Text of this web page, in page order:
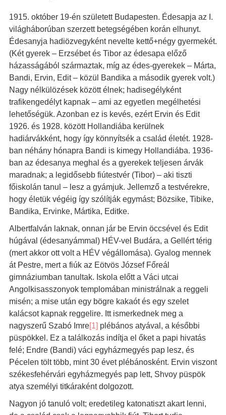
1915. október 19-én született Budapesten. Édesapja az I.
világháborúban szerzett betegségében korán elhunyt.
Édesanyja hadiözvegyként nevelte kettő+négy gyermekét.
(Két gyerek – Erzsébet és Tibor az édesapa előző
házasságából származtak, míg az édes-gyerekek – Márta,
Bandi, Ervin, Edit – közül Bandika a második gyerek volt.)
Nagy nélkülözések között élnek; hadisegélyként
trafikengedélyt kapnak – ami az egyetlen megélhetési
lehetőségük. Azonban ez is kevés, ezért Ervin és Edit
1926. és 1928. között Hollandiába kerülnek
hadiárvákként, hogy így könnyítsék a család életét. 1928-
ban néhány hónapra Bandi is kimegy Hollandiába. 1936-
ban az édesanya meghal és a gyerekek teljesen árvák
maradnak; a legidősebb fiútestvér (Tibor) – aki tiszti
főiskolán tanul – lesz a gyámjuk. Jellemző a testvérekre,
hogy életük végéig így szólítják egymást; Bözsike, Tibike,
Bandika, Ervinke, Mártika, Editke.
Albertfalván laknak, onnan jár be Ervin öccsével és Edit
húgával (édesanyámmal) HÉV-vel Budára, a Gellért térig
(mert akkor ott volt a HÉV végállomása). Gyalog mennek
át Pestre, mert a fiúk az Eötvös József Főreál
gimnáziumban tanultak. Iskola előtt a Váci utcai
Angolkisasszonyok templomában ministrálnak a reggeli
misén; a mise után egy bögre kakaót és egy szelet
kalácsot kapnak reggelire. Itt ismerkednek meg a
nagyszerű Szabó Imre[1] plébános atyával, a későbbi
püspökkel. Ez a találkozás indítja el őket a papi hivatás
felé; Endre (Bandi) váci egyházmegyés pap lesz, és
Pécelen tölt több, mint 30 évet plébánosként. Ervin viszont
székesfehérvári egyházmegyés pap lett, Shvoy püspök
atya személyi titkáraként dolgozott.
Nagyon jó tanuló volt; eredetileg katonatiszt akart lenni,